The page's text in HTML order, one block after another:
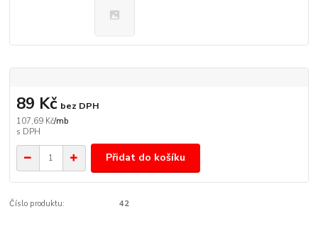
107,69 Kč/mb
89 Kč bez DPH
Přidat do košíku
Číslo produktu: 42